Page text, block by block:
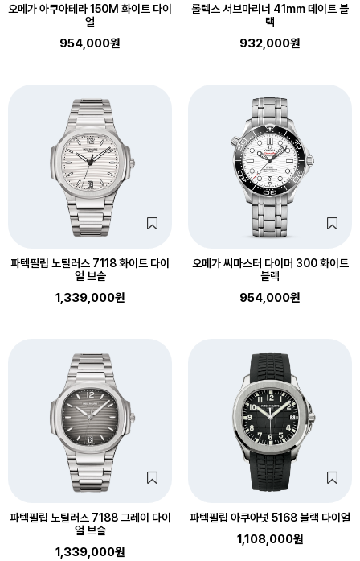
오메가 아쿠아테라 150M 화이트 다이
얼
954,000원
롤렉스 서브마리너 41mm 데이트 블
랙
932,000원
파텍필립 노틸러스 7118 화이트 다이
얼 브슬
1,339,000원
오메가 씨마스터 다이머 300 화이트
블랙
954,000원
파텍필립 노틸러스 7188 그레이 다이
얼 브슬
1,339,000원
파텍필립 아쿠아넛 5168 블랙 다이얼
1,108,000원